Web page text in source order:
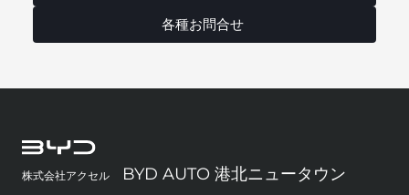
各種お問合せ
株式会社アクセル BYD AUTO 港北ニュータウン